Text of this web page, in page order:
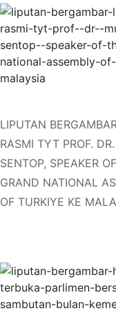
LIPUTAN
RASMI TYT PROF.
SENTOP, SPEAKER
GRAND NATIONAL
OF TURKIYE KE